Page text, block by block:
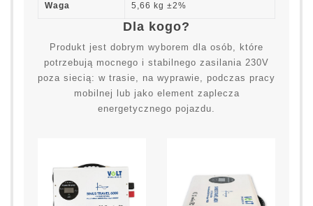
Waga 5,66 kg ±2%
Dla kogo?
Produkt jest dobrym wyborem dla osób, które
potrzebują mocnego i stabilnego zasilania 230V
poza siecią: w trasie, na wyprawie, podczas pracy
mobilnej lub jako element zaplecza
energetycznego pojazdu.